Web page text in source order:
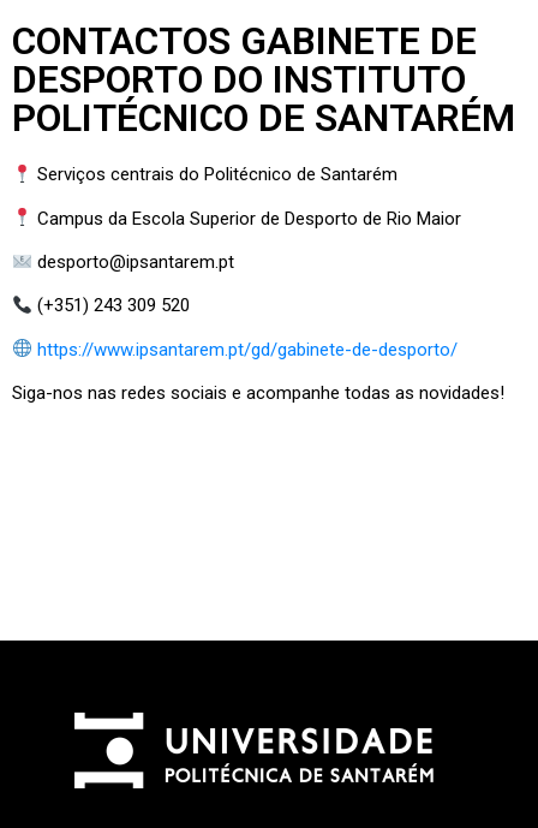
CONTACTOS GABINETE DE
DESPORTO DO INSTITUTO
POLITÉCNICO DE SANTARÉM
Serviços centrais do Politécnico de Santarém
Campus da Escola Superior de Desporto de Rio Maior
desporto@ipsantarem.pt
(+351) 243 309 520
https://www.ipsantarem.pt/gd/gabinete-de-desporto/
Siga-nos nas redes sociais e acompanhe todas as novidades!